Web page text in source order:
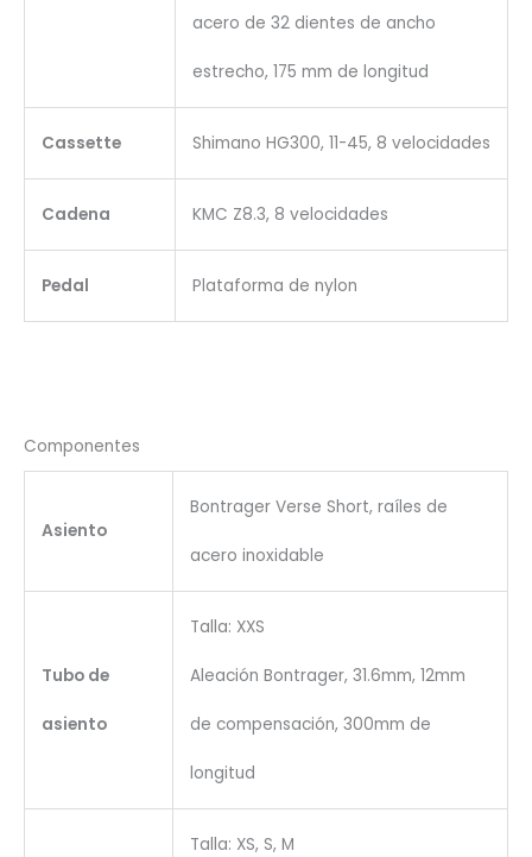
acero de 32 dientes de ancho
estrecho, 175 mm de longitud
Cassette Shimano HG300, 11-45, 8 velocidades
Cadena KMC Z8.3, 8 velocidades
Pedal Plataforma de nylon
Componentes
Asiento
Bontrager Verse Short, raíles de
acero inoxidable
Tubo de
asiento
Talla: XXS
Aleación Bontrager, 31.6mm, 12mm
de compensación, 300mm de
longitud
Talla: XS, S, M